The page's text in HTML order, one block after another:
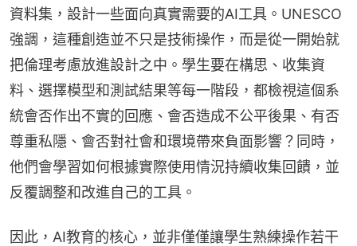
資料集，設計一些面向真實需要的AI工具。UNESCO
強調，這種創造並不只是技術操作，而是從一開始就
把倫理考慮放進設計之中。學生要在構思、收集資
料、選擇模型和測試結果等每一階段，都檢視這個系
統會否作出不實的回應、會否造成不公平後果、有否
尊重私隱、會否對社會和環境帶來負面影響？同時，
他們會學習如何根據實際使用情況持續收集回饋，並
反覆調整和改進自己的工具。
因此，AI教育的核心，並非僅僅讓學生熟練操作若干